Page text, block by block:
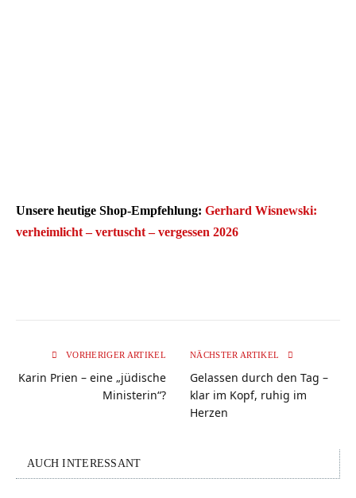
Unsere heutige Shop-Empfehlung: Gerhard Wisnewski:
verheimlicht – vertuscht – vergessen 2026
VORHERIGER ARTIKEL
Karin Prien – eine „jüdische
Ministerin“?
NÄCHSTER ARTIKEL
Gelassen durch den Tag –
klar im Kopf, ruhig im
Herzen
AUCH INTERESSANT